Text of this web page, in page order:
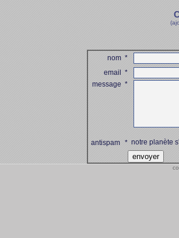
nom*
email*
message*
antispam *notre planète